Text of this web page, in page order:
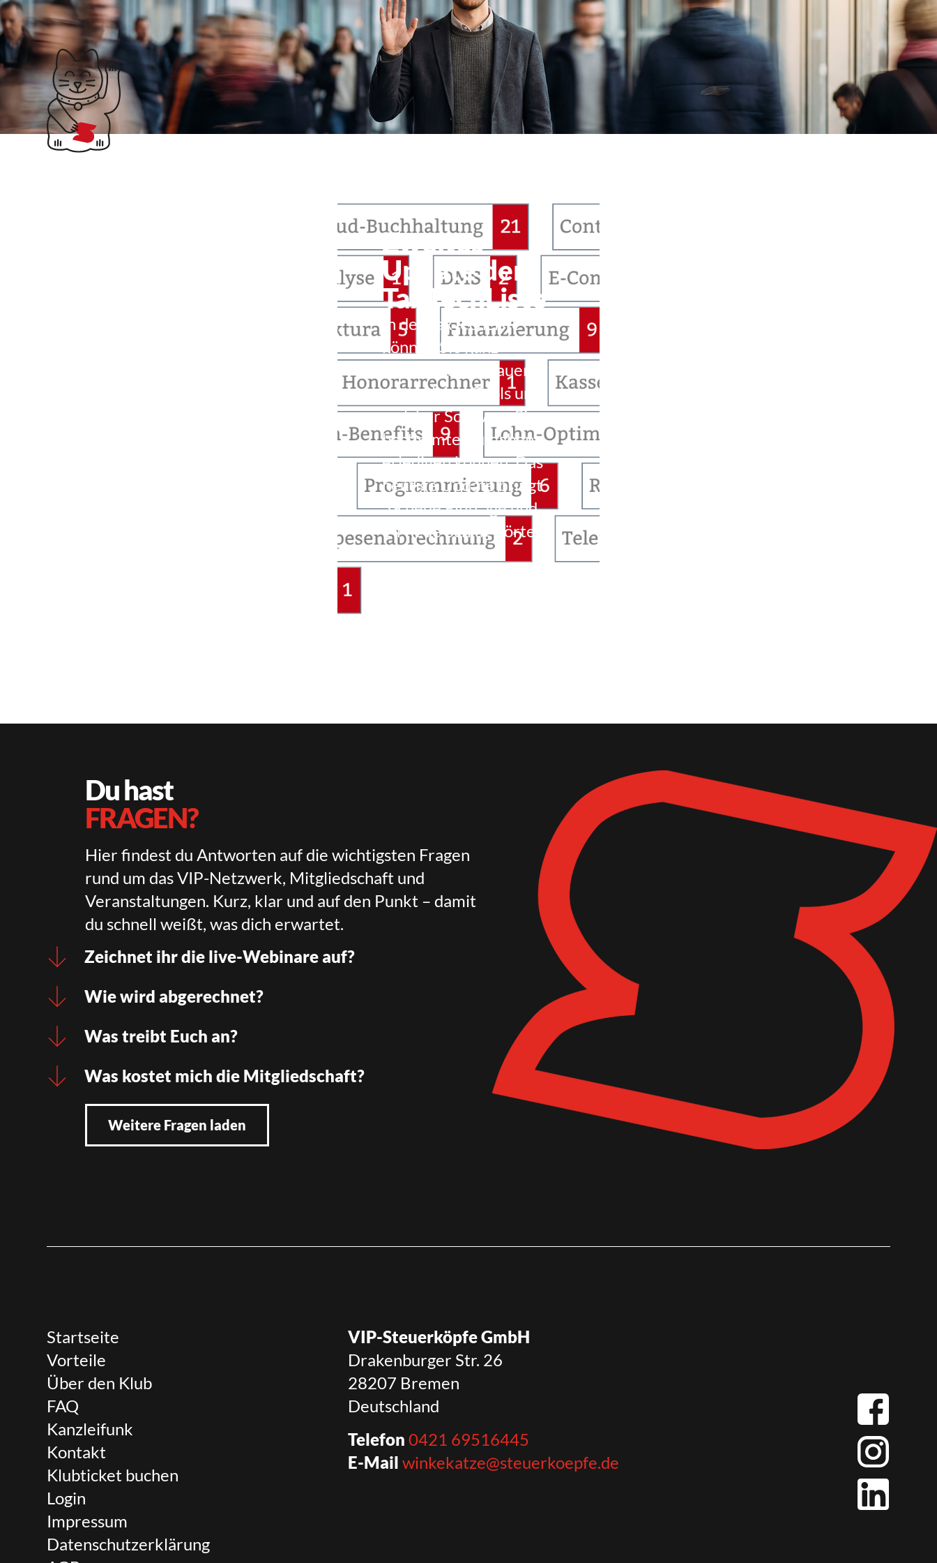
Suchergebnisse für: Baustellen-App
Zweites
Update der
TaxTechListe
In der TaxTechListe
können Sie ganz
einfach nachschauen,
mit welchen Tools und
welcher Software Sie
bestimmte Aufgaben
erledigen können. Das
heutige Update bringt
59 neue Einträge und
14 neue Schlagwörter.
Du hast
FRAGEN?
Hier findest du Antworten auf die wichtigsten Fragen
rund um das VIP-Netzwerk, Mitgliedschaft und
Veranstaltungen. Kurz, klar und auf den Punkt – damit
du schnell weißt, was dich erwartet.
Zeichnet ihr die live-Webinare auf?
Wie wird abgerechnet?
Was treibt Euch an?
Was kostet mich die Mitgliedschaft?
Weitere Fragen laden
Startseite
Vorteile
Über den Klub
FAQ
Kanzleifunk
Kontakt
Klubticket buchen
Login
Impressum
Datenschutzerklärung
VIP-Steuerköpfe GmbH
Drakenburger Str. 26
28207 Bremen
Deutschland
Telefon 0421 69516445
E-Mail winkekatze@steuerkoepfe.de